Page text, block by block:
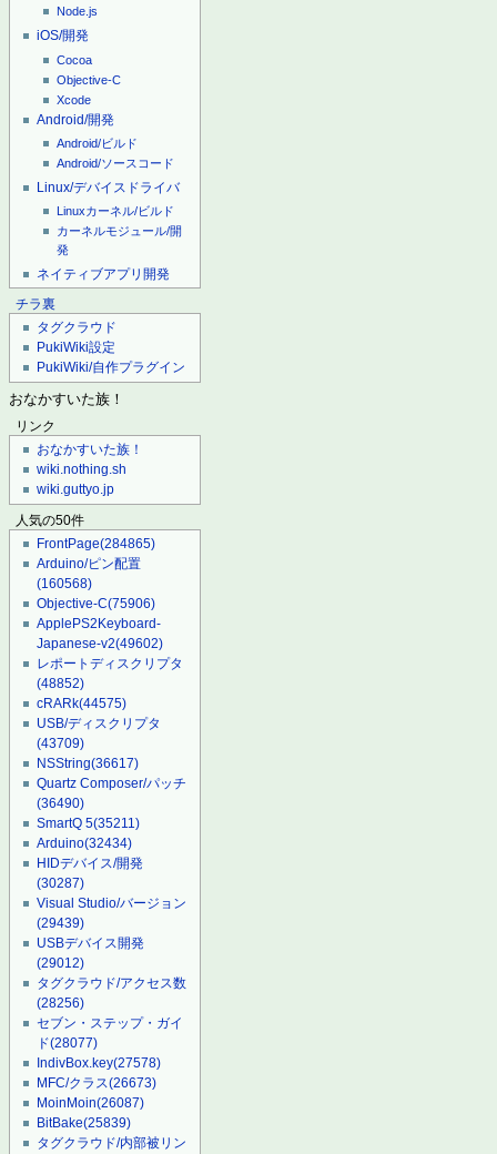
Node.js
iOS/開発
Cocoa
Objective-C
Xcode
Android/開発
Android/ビルド
Android/ソースコード
Linux/デバイスドライバ
Linuxカーネル/ビルド
カーネルモジュール/開
発
ネイティブアプリ開発
チラ裏
タグクラウド
PukiWiki設定
PukiWiki/自作プラグイン
おなかすいた族！
リンク
おなかすいた族！
wiki.nothing.sh
wiki.guttyo.jp
人気の50件
FrontPage(284865)
Arduino/ピン配置
(160568)
Objective-C(75906)
ApplePS2Keyboard-
Japanese-v2(49602)
レポートディスクリプタ
(48852)
cRARk(44575)
USB/ディスクリプタ
(43709)
NSString(36617)
Quartz Composer/パッチ
(36490)
SmartQ 5(35211)
Arduino(32434)
HIDデバイス/開発
(30287)
Visual Studio/バージョン
(29439)
USBデバイス開発
(29012)
タグクラウド/アクセス数
(28256)
セブン・ステップ・ガイ
ド(28077)
IndivBox.key(27578)
MFC/クラス(26673)
MoinMoin(26087)
BitBake(25839)
タグクラウド/内部被リン